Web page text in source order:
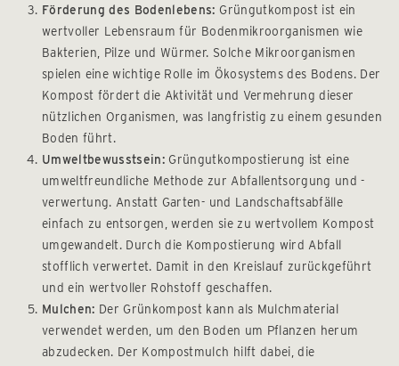
Förderung des Bodenlebens: Grüngutkompost ist ein
wertvoller Lebensraum für Bodenmikroorganismen wie
Bakterien, Pilze und Würmer. Solche Mikroorganismen
spielen eine wichtige Rolle im Ökosystems des Bodens. Der
Kompost fördert die Aktivität und Vermehrung dieser
nützlichen Organismen, was langfristig zu einem gesunden
Boden führt.
Umweltbewusstsein: Grüngutkompostierung ist eine
umweltfreundliche Methode zur Abfallentsorgung und -
verwertung. Anstatt Garten- und Landschaftsabfälle
einfach zu entsorgen, werden sie zu wertvollem Kompost
umgewandelt. Durch die Kompostierung wird Abfall
stofflich verwertet. Damit in den Kreislauf zurückgeführt
und ein wertvoller Rohstoff geschaffen.
Mulchen: Der Grünkompost kann als Mulchmaterial
verwendet werden, um den Boden um Pflanzen herum
abzudecken. Der Kompostmulch hilft dabei, die